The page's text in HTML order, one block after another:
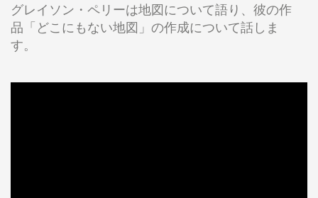
グレイソン・ペリーは地図について語り、彼の作
品「どこにもない地図」の作成について話しま
す。